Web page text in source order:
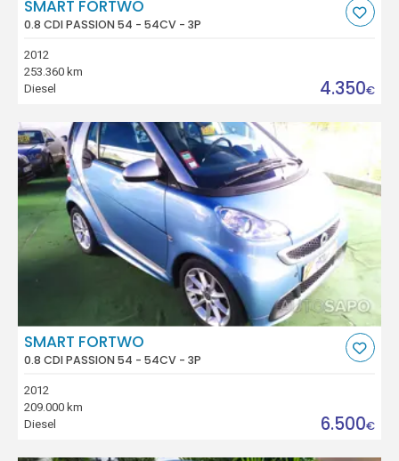
SMART FORTWO
0.8 CDI PASSION 54 - 54CV - 3P
2012
253.360 km
Diesel
4.350€
SMART FORTWO
0.8 CDI PASSION 54 - 54CV - 3P
2012
209.000 km
Diesel
6.500€